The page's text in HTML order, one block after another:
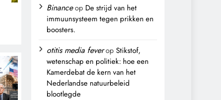
Binanceop De strijd van het
immuunsysteem tegen prikken en
boosters.
otitis media feverop Stikstof,
wetenschap en politiek: hoe een
Kamerdebat de kern van het
Nederlandse natuurbeleid
blootlegde